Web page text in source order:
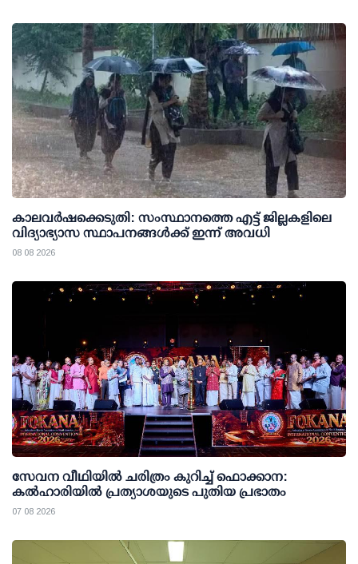
കാലവര്‍ഷക്കെടുതി: സംസ്ഥാനത്തെ എട്ട് ജില്ലകളിലെ
വിദ്യാഭ്യാസ സ്ഥാപനങ്ങള്‍ക്ക് ഇന്ന് അവധി
08 08 2026
സേവന വീഥിയില്‍ ചരിത്രം കുറിച്ച് ഫൊക്കാന:
കല്‍ഹാരിയില്‍ പ്രത്യാശയുടെ പുതിയ പ്രഭാതം
07 08 2026